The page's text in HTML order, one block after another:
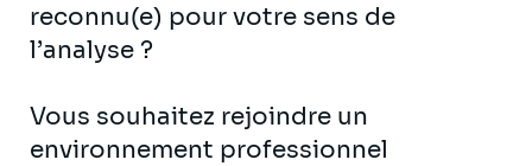
reconnu(e) pour votre sens de
l’analyse ?
Vous souhaitez rejoindre un
environnement professionnel